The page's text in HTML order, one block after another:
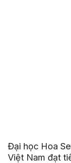
Đại học Hoa
Việt Nam đạt